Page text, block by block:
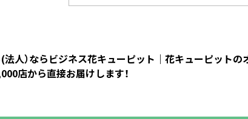
人）ならビジネス花キューピット｜花キューピットの
店から直接お届けします！